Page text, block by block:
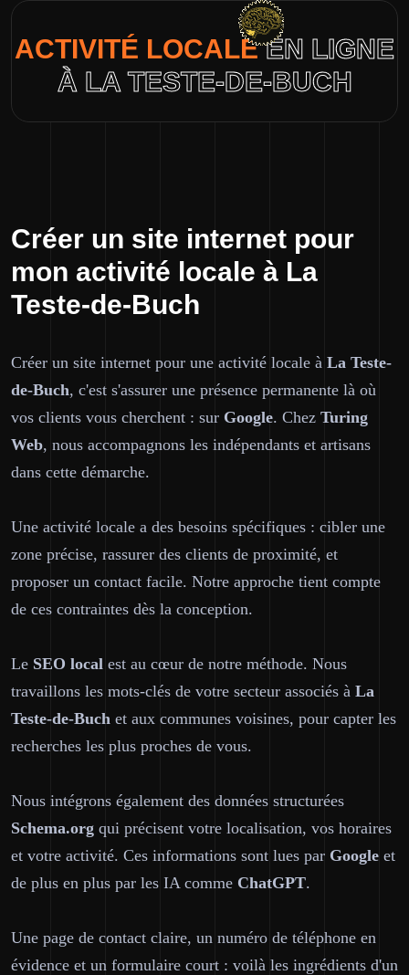
ACTIVITÉ LOCALEEN LIGNE
À LA TESTE-DE-BUCH
Créer un site internet pour
mon activité locale à La
Teste-de-Buch
Créer un site internet pour une activité locale à La Teste-
de-Buch, c'est s'assurer une présence permanente là où
vos clients vous cherchent : sur Google. Chez Turing
Web, nous accompagnons les indépendants et artisans
dans cette démarche.
Une activité locale a des besoins spécifiques : cibler une
zone précise, rassurer des clients de proximité, et
proposer un contact facile. Notre approche tient compte
de ces contraintes dès la conception.
Le SEO local est au cœur de notre méthode. Nous
travaillons les mots-clés de votre secteur associés à La
Teste-de-Buch et aux communes voisines, pour capter les
recherches les plus proches de vous.
Nous intégrons également des données structurées
Schema.org qui précisent votre localisation, vos horaires
et votre activité. Ces informations sont lues par Google et
de plus en plus par les IA comme ChatGPT.
Une page de contact claire, un numéro de téléphone en
évidence et un formulaire court : voilà les ingrédients d'un